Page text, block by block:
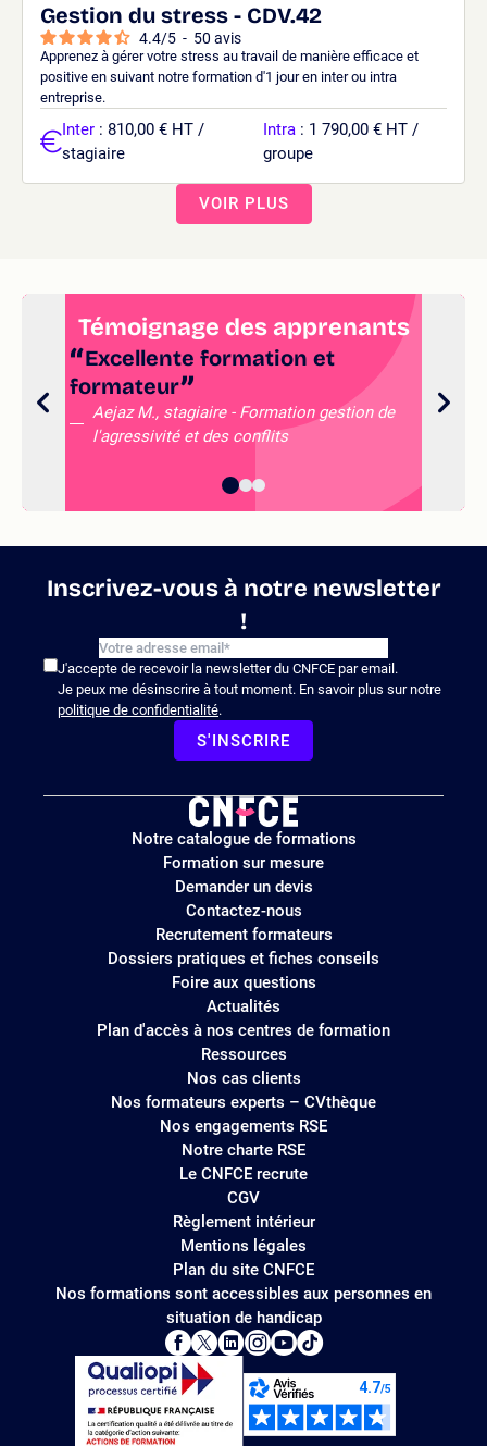
Gestion du stress - CDV.42
4.4/5 - 50 avis
Apprenez à gérer votre stress au travail de manière efficace et
positive en suivant notre formation d'1 jour en inter ou intra
entreprise.
Inter : 810,00 € HT /
stagiaire
Intra : 1 790,00 € HT /
groupe
VOIR PLUS
Témoignage des apprenants
Excellente formation et
formateur
Aejaz M., stagiaire - Formation gestion de
l'agressivité et des conflits
Inscrivez-vous à notre newsletter
!
J'accepte de recevoir la newsletter du CNFCE par email.
Je peux me désinscrire à tout moment. En savoir plus sur notre
politique de confidentialité.
S'INSCRIRE
Logo
site
Notre catalogue de formations
Formation sur mesure
Demander un devis
Contactez-nous
Recrutement formateurs
Dossiers pratiques et fiches conseils
Foire aux questions
Actualités
Plan d'accès à nos centres de formation
Ressources
Nos cas clients
Nos formateurs experts – CVthèque
Nos engagements RSE
Notre charte RSE
Le CNFCE recrute
CGV
Règlement intérieur
Mentions légales
Plan du site CNFCE
Nos formations sont accessibles aux personnes en
situation de handicap